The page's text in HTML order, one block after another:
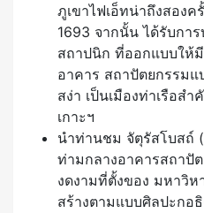
ภูเขาไฟเอ็ทน่าถึงสองค
1693 จากนั้น ได้รับกา
สถาปนิก ที่ออกแบบให้
อาคาร สถาปัตยกรรมแ
สง่า เป็นเมืองท่าเรือส
เกาะฯ
นำท่านชม จัตุรัสโบสถ์
ท่ามกลางอาคารสถาปั
งดงามที่ตั้งของ มหาวิห
สร้างตามแบบศิลปะกอ